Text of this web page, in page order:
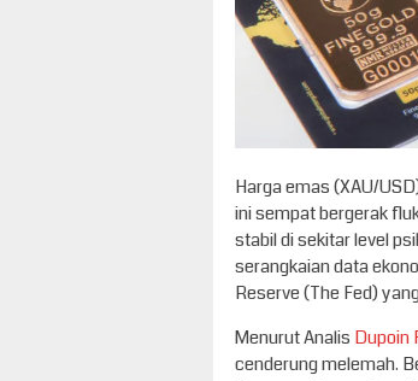
Harga emas (XAU/
ini sempat bergerak
stabil di sekitar level
serangkaian data
Reserve (The Fed)
Menurut Analis Dupoin
cenderung melemah.